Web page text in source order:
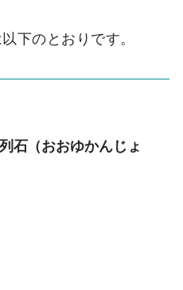
下のとおりです。
石（おおゆかんじょ